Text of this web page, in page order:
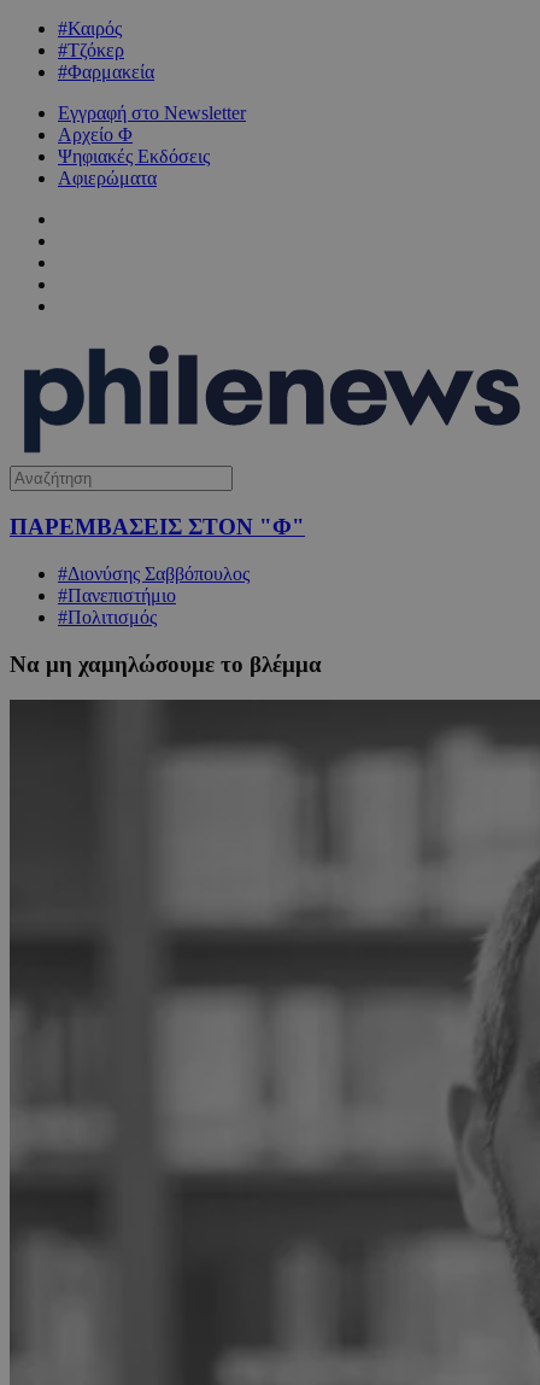
#Καιρός
#Τζόκερ
#Φαρμακεία
Εγγραφή στο Newsletter
Αρχείο Φ
Ψηφιακές Εκδόσεις
Αφιερώματα
ΠΑΡΕΜΒΑΣΕΙΣ ΣΤΟΝ "Φ"
#Διονύσης Σαββόπουλος
#Πανεπιστήμιο
#Πολιτισμός
Να μη χαμηλώσουμε το βλέμμα